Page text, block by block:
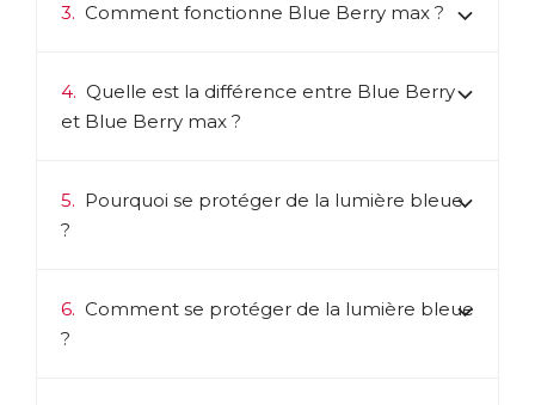
3. Comment fonctionne Blue Berry max ?
4. Quelle est la différence entre Blue Berry
et Blue Berry max ?
5. Pourquoi se protéger de la lumière bleue
?
6. Comment se protéger de la lumière bleue
?